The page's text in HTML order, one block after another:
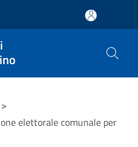
>
elettorale comunale per